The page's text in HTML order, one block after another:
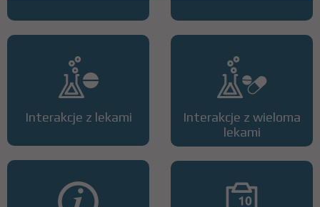
Interakcje z lekami
Interakcje z wieloma
lekami